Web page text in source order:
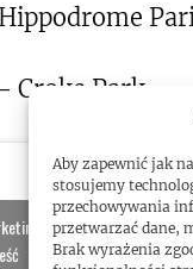
Aby zapewnić jak
stosujemy
przechowywania
przetwarzać dane,
Brak wyrażenia
Croke Park
pliki cookies i